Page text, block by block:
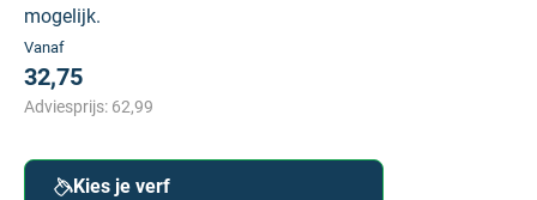
mogelijk.
Vanaf
32,75
Adviesprijs: 62,99
Kies je verf